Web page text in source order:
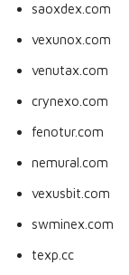
saoxdex.com
vexunox.com
venutax.com
crynexo.com
fenotur.com
nemural.com
vexusbit.com
swminex.com
texp.cc